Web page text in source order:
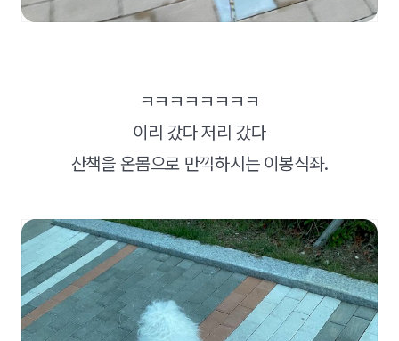
ㅋㅋㅋㅋㅋㅋㅋㅋ
이리 갔다 저리 갔다
산책을 온몸으로 만끽하시는 이봉식좌.